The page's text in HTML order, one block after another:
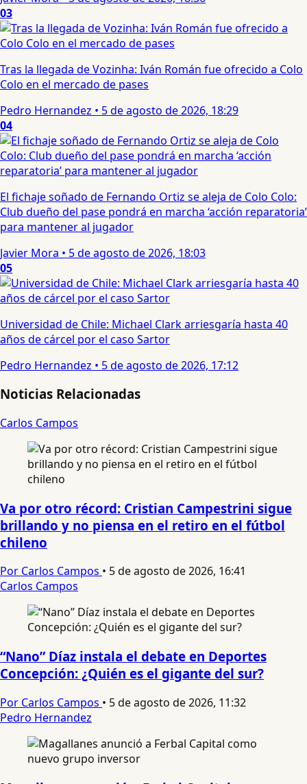
03
Tras la llegada de Vozinha: Iván Román fue ofrecido a Colo
Colo en el mercado de pases
Pedro Hernandez • 5 de agosto de 2026, 18:29
04
El fichaje soñado de Fernando Ortiz se aleja de Colo Colo:
Club dueño del pase pondrá en marcha ‘acción reparatoria’
para mantener al jugador
Javier Mora • 5 de agosto de 2026, 18:03
05
Universidad de Chile: Michael Clark arriesgaría hasta 40
años de cárcel por el caso Sartor
Pedro Hernandez • 5 de agosto de 2026, 17:12
Noticias Relacionadas
Carlos Campos
Va por otro récord: Cristian Campestrini sigue
brillando y no piensa en el retiro en el fútbol
chileno
Por Carlos Campos • 5 de agosto de 2026, 16:41
Carlos Campos
“Nano” Díaz instala el debate en Deportes
Concepción: ¿Quién es el gigante del sur?
Por Carlos Campos • 5 de agosto de 2026, 11:32
Pedro Hernandez